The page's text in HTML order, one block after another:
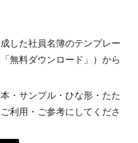
した社員名簿のテンプレー
無料ダウンロード」）から
・サンプル・ひな形・たた
利用・ご参考にしてくださ